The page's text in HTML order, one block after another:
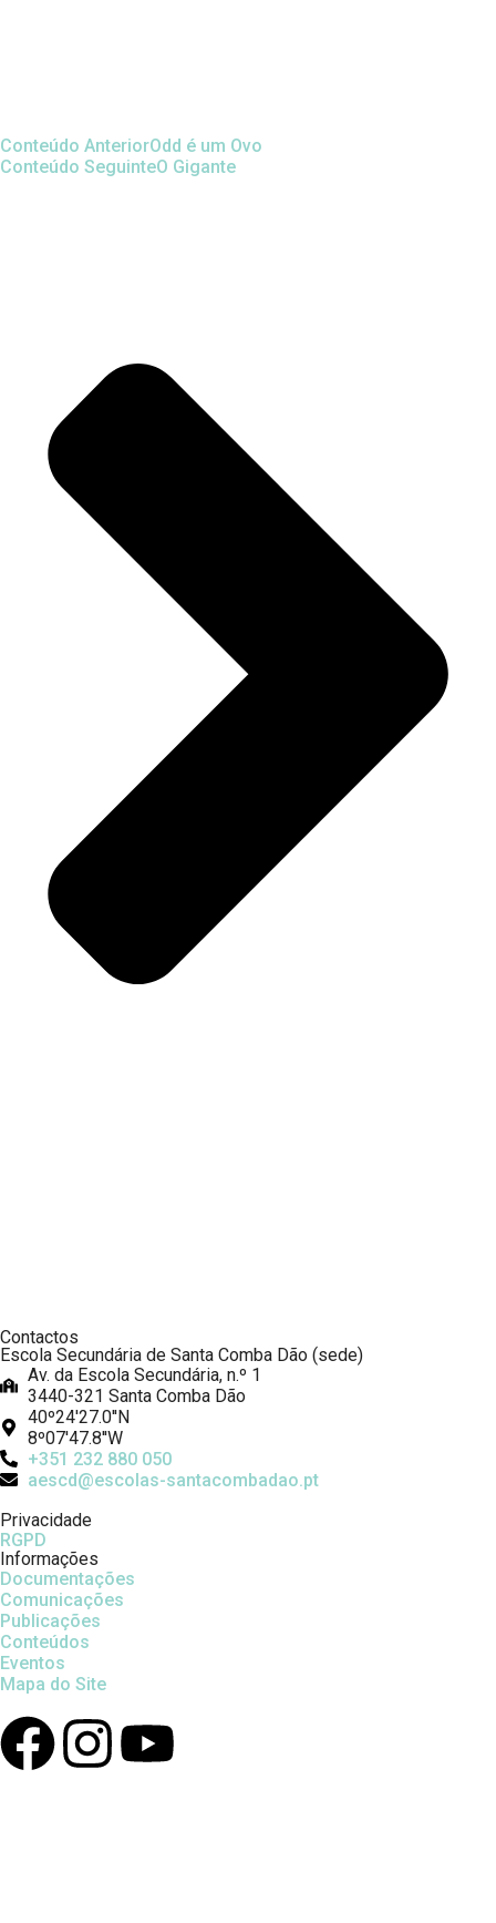
Conteúdo AnteriorOdd é um Ovo
Conteúdo SeguinteO Gigante
Contactos
Escola Secundária de Santa Comba Dão (sede)
Av. da Escola Secundária, n.º 1
3440-321 Santa Comba Dão
40º24'27.0''N
8º07'47.8''W
+351 232 880 050
aescd@escolas-santacombadao.pt
Privacidade
RGPD
Informações
Documentações
Comunicações
Publicações
Conteúdos
Eventos
Mapa do Site